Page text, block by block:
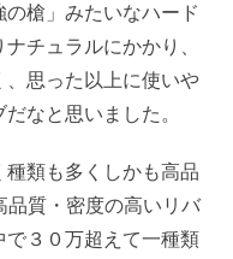
の槍」みたいなハード
チュラルにかかり、
思った以上に使いや
なと思いました。
類も多くしかも高品
品質・密度の高いリバ
で３０万超えて一種類